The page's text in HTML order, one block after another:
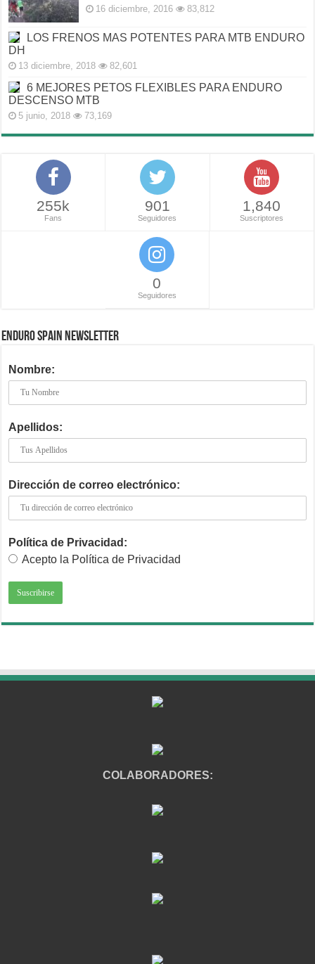
16 diciembre, 2016 83,812
LOS FRENOS MAS POTENTES PARA MTB ENDURO
DH
13 diciembre, 2018 82,601
6 MEJORES PETOS FLEXIBLES PARA ENDURO
DESCENSO MTB
5 junio, 2018 73,169
255k
Fans
901
Seguidores
1,840
Suscriptores
0
Seguidores
ENDURO SPAIN NEWSLETTER
Nombre:
Apellidos:
Dirección de correo electrónico:
Política de Privacidad:
Acepto la Política de Privacidad
COLABORADORES: